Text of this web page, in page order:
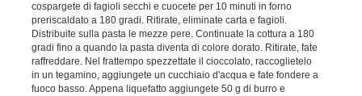
cospargete di fagioli secchi e cuocete per 10 minuti in forno
preriscaldato a 180 gradi. Ritirate, eliminate carta e fagioli.
Distribuite sulla pasta le mezze pere. Continuate la cottura a 180
gradi fino a quando la pasta diventa di colore dorato. Ritirate, fate
raffreddare. Nel frattempo spezzettate il cioccolato, raccoglietelo
in un tegamino, aggiungete un cucchiaio d'acqua e fate fondere a
fuoco basso. Appena liquefatto aggiungete 50 g di burro e